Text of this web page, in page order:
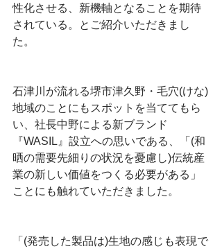
性化させる、新機軸となることを期待
されている。とご紹介いただきまし
た。
石津川が流れる堺市津久野・毛穴(けな)
地域のことにもスポットを当ててもら
い、社長中野による新ブランド
『WASIL』設立への思いである、「(和
晒の需要先細りの状況を憂慮し)伝統産
業の新しい価値をつくる必要がある」
ことにも触れていただきました。
「(発売した製品は)生地の感じも表現で